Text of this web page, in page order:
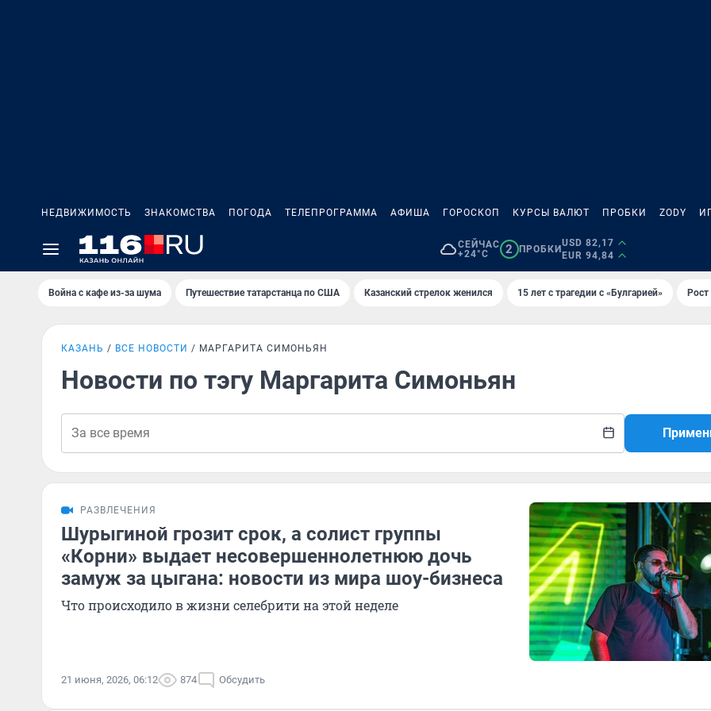
НЕДВИЖИМОСТЬ ЗНАКОМСТВА ПОГОДА ТЕЛЕПРОГРАММА АФИША ГОРОСКОП КУРСЫ ВАЛЮТ ПРОБКИ ZODY
СЕЙЧАС
+24°C
2 ПРОБКИ
USD 82,17
EUR 94,84
Война с кафе из-за шума Путешествие татарстанца по США Казанский стрелок женился 15 лет с трагедии с «Булгарией»
КАЗАНЬ ВСЕ НОВОСТИ МАРГАРИТА СИМОНЬЯН
Новости по тэгу Маргарита Симоньян
РАЗВЛЕЧЕНИЯ
Шурыгиной грозит срок, а солист группы
«Корни» выдает несовершеннолетнюю дочь
замуж за цыгана: новости из мира шоу-бизнеса
Что происходило в жизни селебрити на этой неделе
21 июня, 2026, 06:12 874 Обсудить